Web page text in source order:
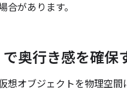
合があります。
で奥行き感を確保
想オブジェクトを物理空